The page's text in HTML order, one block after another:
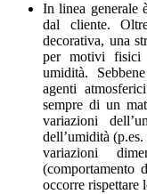
In linea generale
dal cliente.
decorativa, una
per motivi fisici
umidità.
agenti
sempre di un
variazioni
dell’umidità
variazioni
(comportamento
occorre rispettare